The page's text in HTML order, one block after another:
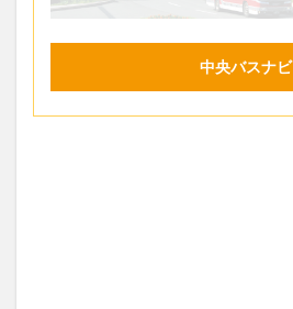
中央バスナビ